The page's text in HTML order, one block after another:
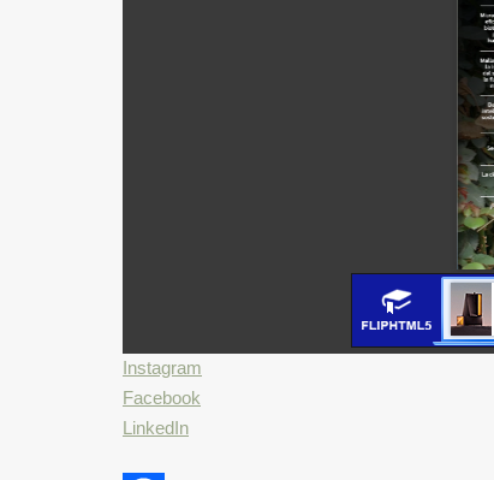
Instagram
Facebook
LinkedIn